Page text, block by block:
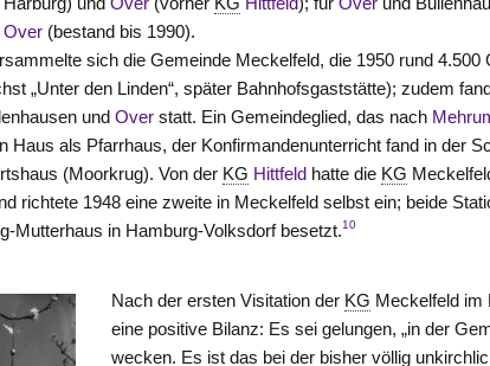
Over (bestand bis 1990).
sich die Gemeinde Meckelfeld, die 1950 rund 4.500
„Unter den Linden“, später Bahnhofsgaststätte); zudem
undOver statt. Ein Gemeindeglied, das nach
Haus als Pfarrhaus, der Konfirmandenunterricht fand in der
(Moorkrug). Von der KG Hittfeld hatte die KG
richtete 1948 eine zweite in Meckelfeld selbst ein; beide
Mutterhaus in Hamburg-Volksdorf besetzt.10
Nach der ersten Visitation der KG Meckelfeld im
eine positive Bilanz: Es sei gelungen, „in der
wecken. Es ist das bei der bisher völlig